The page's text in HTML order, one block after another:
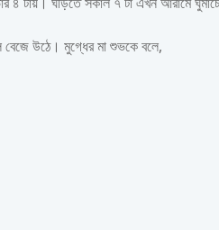
বেজে উঠে। মুগ্ধের মা শুভকে বলে,